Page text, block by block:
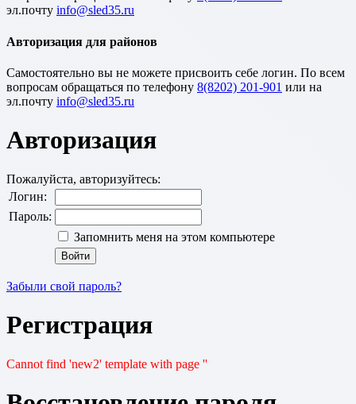
эл.почту
Авторизация для районов
Cамостоятельно вы не можете присвоить себе логин. По всем
вопросам обращаться по телефону 8(8202) 201-901 или на
эл.почту
Авторизация
Пожалуйста, авторизуйтесь:
Логин:
Пароль:
Запомнить меня на этом компьютере
Забыли свой пароль?
Регистрация
Cannot find 'new2' template with page ''